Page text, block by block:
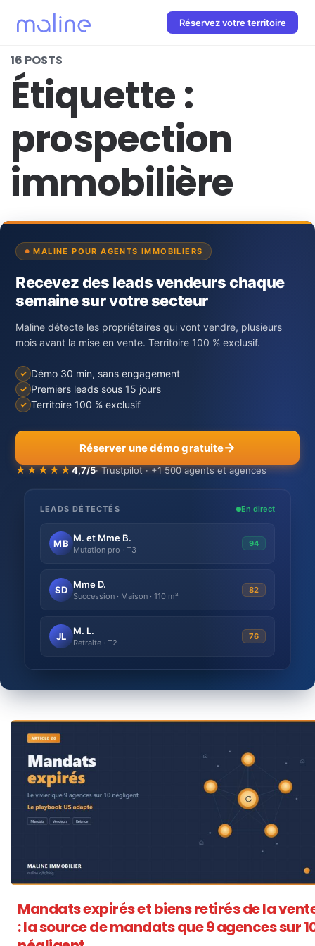
Réservez votre territoire
16 POSTS
Étiquette :
prospection
immobilière
MALINE POUR AGENTS IMMOBILIERS
Recevez des leads vendeurs chaque
semaine sur votre secteur
Maline détecte les propriétaires qui vont vendre, plusieurs
mois avant la mise en vente. Territoire 100 % exclusif.
Démo 30 min, sans engagement
Premiers leads sous 15 jours
Territoire 100 % exclusif
Réserver une démo gratuite
★★★★★4,7/5· Trustpilot · +1 500 agents et agences
LEADS DÉTECTÉS En direct
MB
M. et Mme B.
Mutation pro · T3
94
SD
Mme D.
Succession · Maison · 110 m²
82
JL
M. L.
Retraite · T2
76
Mandats expirés et biens retirés de la
: la source de mandats que 9 agences sur